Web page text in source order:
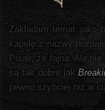
Zakładam temat jako
kapelę z nazwy
Pisali, że fajna. Ale nie
są tak dobre jak
pewno szybciej niż w